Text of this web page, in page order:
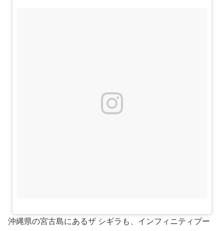
沖縄県の宮古島にあるザ シギラも、インフィニティプー